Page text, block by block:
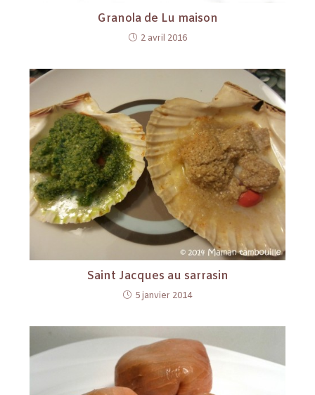
Granola de Lu maison
2 avril 2016
Saint Jacques au sarrasin
5 janvier 2014